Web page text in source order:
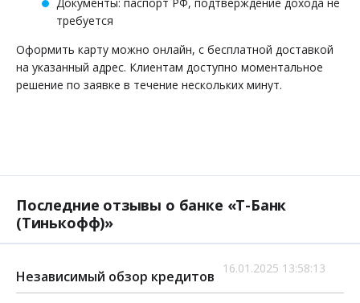
требуется
Оформить карту можно онлайн, с бесплатной доставкой
на указанный адрес. Клиентам доступно моментальное
решение по заявке в течение нескольких минут.
Последние отзывы о банке «Т-Банк
(Тинькофф)»
Независимый обзор кредитов 16.01.2025 13:58:13